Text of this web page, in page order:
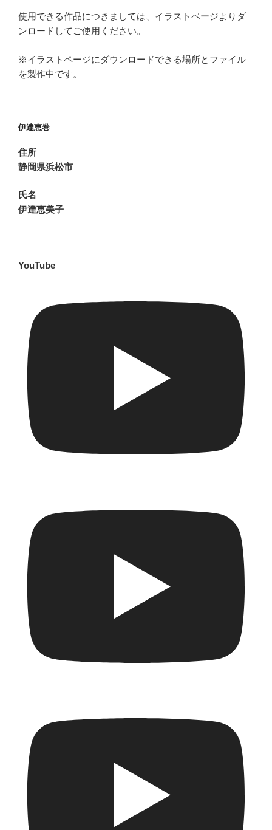
使用できる作品につきましては、イラストページよりダ
ンロードしてご使用ください。
※イラストページにダウンロードできる場所とファイル
を製作中です。
伊達恵巻
住所
静岡県浜松市
氏名
伊達恵美子
YouTube